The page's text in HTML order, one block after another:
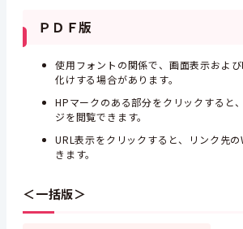
ＰＤＦ版
使用フォントの関係で、画面表示およ
化けする場合があります。
HPマークのある部分をクリックすると
ジを閲覧できます。
URL表示をクリックすると、リンク先
きます。
＜一括版＞